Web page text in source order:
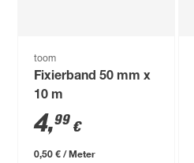
toom
Fixierband 50 mm x
10 m
4,99 €
0,50 € / Meter